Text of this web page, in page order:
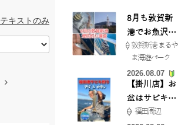
テキストのみ
8月も敦賀新
港でお魚沢山
♪ イシグロ彦
根店
敦賀新港 まるや
ま海遊パーク
2026.08.07
【掛川店】お
盆はサビキ釣
りいきません
福田周辺